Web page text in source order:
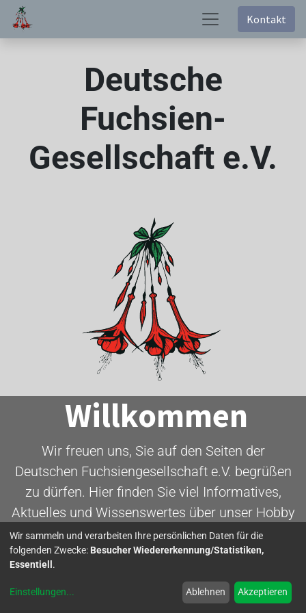
Kontakt
Deutsche
Fuchsien-
Gesellschaft e.V.
Willkommen
Wir freuen uns, Sie auf den Seiten der
Deutschen Fuchsiengesellschaft e.V. begrüßen
zu dürfen. Hier finden Sie viel Informatives,
Aktuelles und Wissenswertes über unser Hobby
- die Fuchsie.
Wir sammeln und verarbeiten Ihre persönlichen Daten für die
folgenden Zwecke: Besucher Wiedererkennung/Statistiken,
Essentiell .
Einstellungen... Ablehnen Akzeptieren